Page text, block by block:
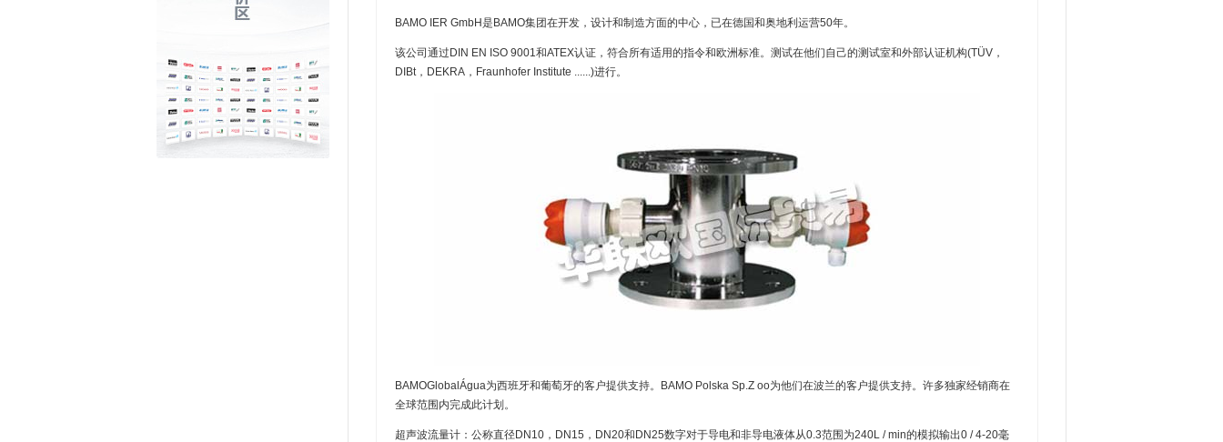
BAMO IER GmbH是BAMO集团在开发，设计和制造方面的中心，已在德国和奥地利运营50年。
该公司通过DIN EN ISO 9001和ATEX认证，符合所有适用的指令和欧洲标准。测试在他们自己的测试室和外部认证机构(TÜV，
DIBt，DEKRA，Fraunhofer Institute ......)进行。
BAMOGlobalÁgua为西班牙和葡萄牙的客户提供支持。BAMO Polska Sp.Z oo为他们在波兰的客户提供支持。许多独家经销商在
全球范围内完成此计划。
超声波流量计：公称直径DN10，DN15，DN20和DN25数字对于导电和非导电液体从0.3范围为240L / min的模拟输出0 / 4-20毫